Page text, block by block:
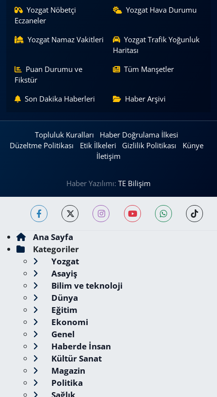
Yozgat Nöbetçi
Eczaneler
Yozgat Hava Durumu
Yozgat Namaz Vakitleri
Yozgat Trafik Yoğunluk
Haritası
Puan Durumu ve
Fikstür
Tüm Manşetler
Son Dakika Haberleri Haber Arşivi
Topluluk Kuralları
Haber Doğrulama İlkesi
Düzeltme Politikası
Etik İlkeleri Gizlilik Politikası
Künye
İletişim
Haber Yazılımı: TE Bilişim
Ana Sayfa
Kategoriler
Yozgat
Asayiş
Bilim ve teknoloji
Dünya
Eğitim
Ekonomi
Genel
Haberde İnsan
Kültür Sanat
Magazin
Politika